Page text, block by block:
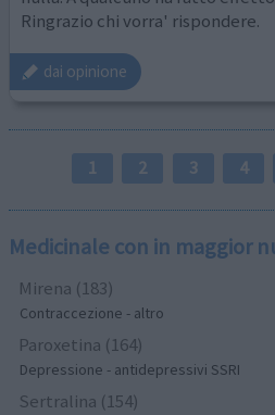
Ringrazio chi vorra' rispondere.
dai opinione
1 2 3 4
Medicinale con in maggior
Mirena (183)
Contraccezione - altro
Paroxetina (164)
Depressione - antidepressivi SSRI
Sertralina (154)